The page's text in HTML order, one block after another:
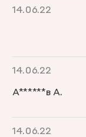
14.06.22
14.06.22
А******в А.
14.06.22